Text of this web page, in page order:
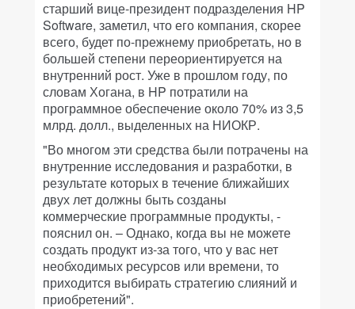
старший вице-президент подразделения HP
Software, заметил, что его компания, скорее
всего, будет по-прежнему приобретать, но в
большей степени переориентируется на
внутренний рост. Уже в прошлом году, по
словам Хогана, в HP потратили на
программное обеспечение около 70% из 3,5
млрд. долл., выделенных на НИОКР.
"Во многом эти средства были потрачены на
внутренние исследования и разработки, в
результате которых в течение ближайших
двух лет должны быть созданы
коммерческие программные продукты, -
пояснил он. – Однако, когда вы не можете
создать продукт из-за того, что у вас нет
необходимых ресурсов или времени, то
приходится выбирать стратегию слияний и
приобретений".